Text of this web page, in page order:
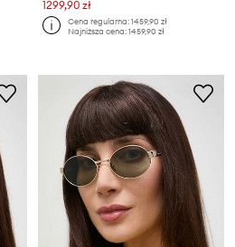
1299,90 zł
Cena regularna:1459,90 zł
Najniższa cena:1459,90 zł